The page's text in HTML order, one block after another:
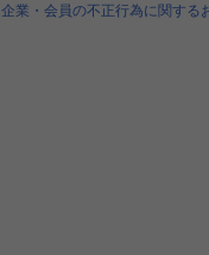
企業・会員の不正行為に関する